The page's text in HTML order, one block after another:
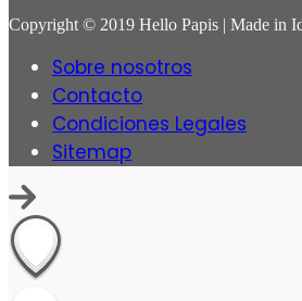
Copyright © 2019 Hello Papis | Made in
Sobre nosotros
Contacto
Condiciones Legales
Sitemap